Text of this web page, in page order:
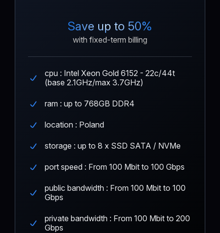
Save up to 50%
with fixed-term billing
cpu : Intel Xeon Gold 6152 - 22c/44t
(base 2.1GHz/max 3.7GHz)
ram : up to 768GB DDR4
location : Poland
storage : up to 8 x SSD SATA / NVMe
port speed : From 100 Mbit to 100 Gbps
public bandwidth : From 100 Mbit to 100
Gbps
private bandwidth : From 100 Mbit to 200
Gbps